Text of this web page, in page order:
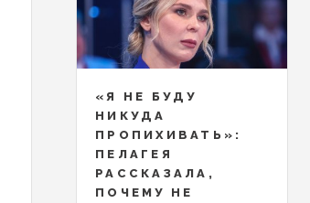
«Я НЕ БУДУ
НИКУДА
ПРОПИХИВАТЬ»:
ПЕЛАГЕЯ
РАССКАЗАЛА,
ПОЧЕМУ НЕ